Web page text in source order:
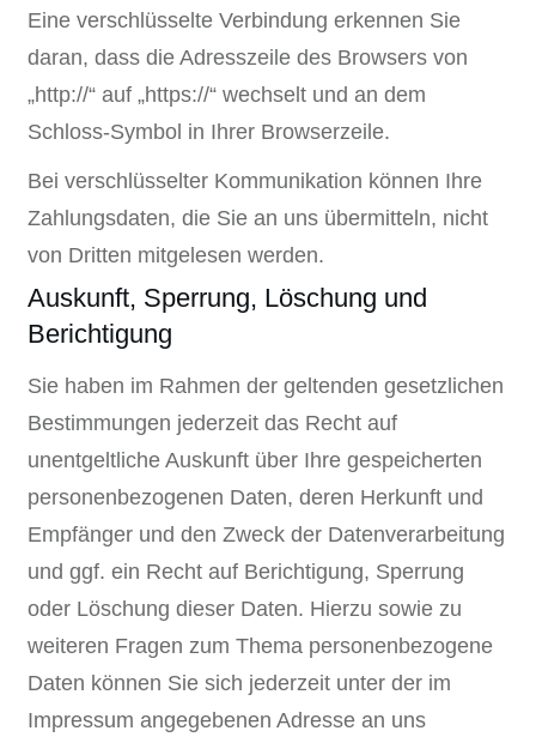
Eine verschlüsselte Verbindung erkennen Sie
daran, dass die Adresszeile des Browsers von
„http://“ auf „https://“ wechselt und an dem
Schloss-Symbol in Ihrer Browserzeile.
Bei verschlüsselter Kommunikation können Ihre
Zahlungsdaten, die Sie an uns übermitteln, nicht
von Dritten mitgelesen werden.
Auskunft, Sperrung, Löschung und
Berichtigung
Sie haben im Rahmen der geltenden gesetzlichen
Bestimmungen jederzeit das Recht auf
unentgeltliche Auskunft über Ihre gespeicherten
personenbezogenen Daten, deren Herkunft und
Empfänger und den Zweck der Datenverarbeitung
und ggf. ein Recht auf Berichtigung, Sperrung
oder Löschung dieser Daten. Hierzu sowie zu
weiteren Fragen zum Thema personenbezogene
Daten können Sie sich jederzeit unter der im
Impressum angegebenen Adresse an uns